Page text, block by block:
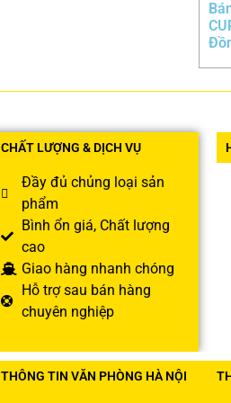
CHẤT LƯỢNG & DỊCH VỤ
Đầy đủ chủng loại sản
phẩm
Bình ổn giá, Chất lượng
cao
Giao hàng nhanh chóng
Hỗ trợ sau bán hàng
chuyên nghiệp
THÔNG TIN VĂN PHÒNG HÀ NỘI